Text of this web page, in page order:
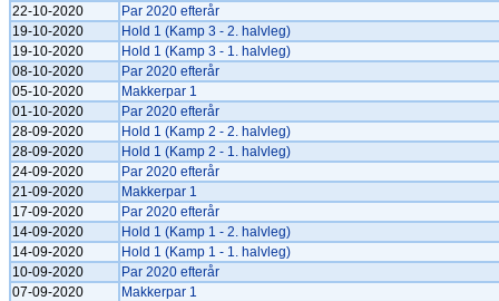
22-10-2020
Par 2020 efterår
19-10-2020
Hold 1 (Kamp 3 - 2. halvleg)
19-10-2020
Hold 1 (Kamp 3 - 1. halvleg)
08-10-2020
Par 2020 efterår
05-10-2020
Makkerpar 1
01-10-2020
Par 2020 efterår
28-09-2020
Hold 1 (Kamp 2 - 2. halvleg)
28-09-2020
Hold 1 (Kamp 2 - 1. halvleg)
24-09-2020
Par 2020 efterår
21-09-2020
Makkerpar 1
17-09-2020
Par 2020 efterår
14-09-2020
Hold 1 (Kamp 1 - 2. halvleg)
14-09-2020
Hold 1 (Kamp 1 - 1. halvleg)
10-09-2020
Par 2020 efterår
07-09-2020
Makkerpar 1